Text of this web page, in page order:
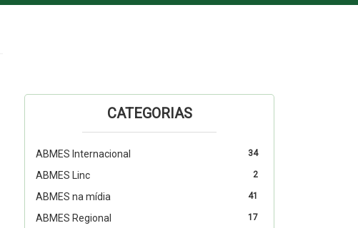
CATEGORIAS
34
ABMES Internacional
2
ABMES Linc
41
ABMES na mídia
17
ABMES Regional